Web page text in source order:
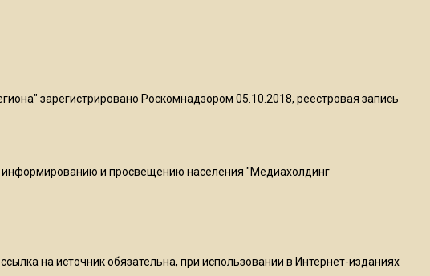
Роман Терюшков назвал
зарегистрировано Роскомнадзором 05.10.2018, реестровая запись
и просвещению населения "Медиахолдинг
на источник обязательна, при использовании в Интернет-изданиях